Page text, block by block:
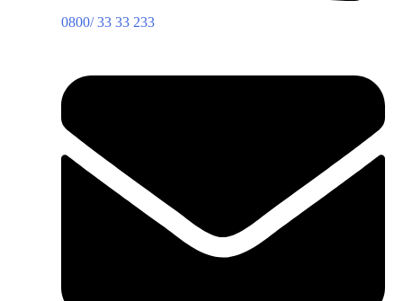
0800/ 33 33 233